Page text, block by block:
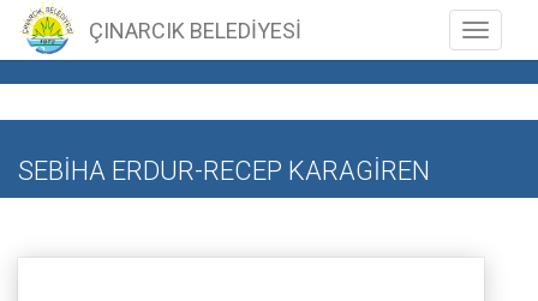
Toggle
ÇINARCIK BELEDİYESİ
SEBİHA ERDUR-RECEP KARAGİREN